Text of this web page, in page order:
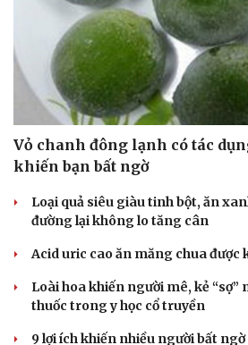
Vỏ chanh đông lạnh có tác
khiến bạn bất ngờ
Loại quả siêu giàu tinh bột, ăn
đường lại không lo tăng cân
Acid uric cao ăn măng chua được
Loài hoa khiến người mê, kẻ “sợ”
thuốc trong y học cổ truyền
9 lợi ích khiến nhiều người bất